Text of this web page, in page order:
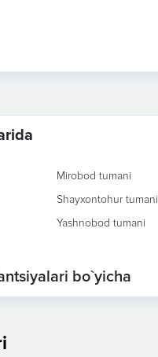
Mirobod tumani
Shayxontohur tumani
Yashnobod tumani
bo`yicha